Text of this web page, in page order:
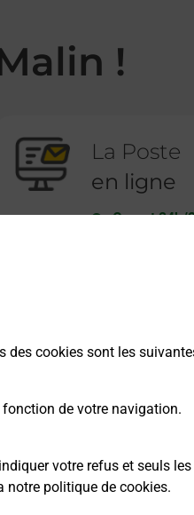
des cookies sont les
de votre navigation.
votre refus et seuls
notre politique de cookies.
!
La Poste
en ligne
Ouvert 24h/